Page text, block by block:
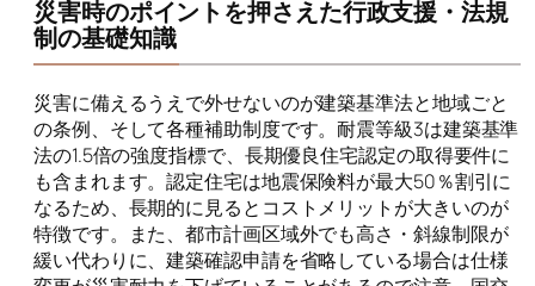
災害時のポイントを押さえた行政支援・法規
制の基礎知識
災害に備えるうえで外せないのが建築基準法と地域ごと
の条例、そして各種補助制度です。耐震等級3は建築基準
法の1.5倍の強度指標で、長期優良住宅認定の取得要件に
も含まれます。認定住宅は地震保険料が最大50％割引に
なるため、長期的に見るとコストメリットが大きいのが
特徴です。また、都市計画区域外でも高さ・斜線制限が
緩い代わりに、建築確認申請を省略している場合は仕様